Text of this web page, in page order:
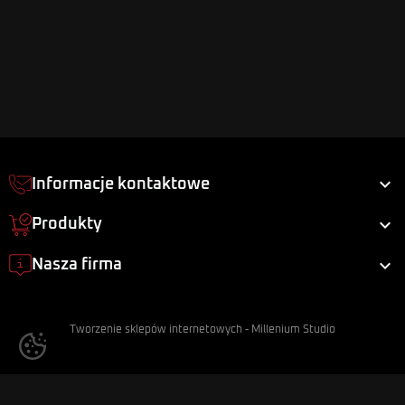
Informacje kontaktowe 
Produkty 
Nasza firma 
Tworzenie sklepów internetowych - Millenium Studio